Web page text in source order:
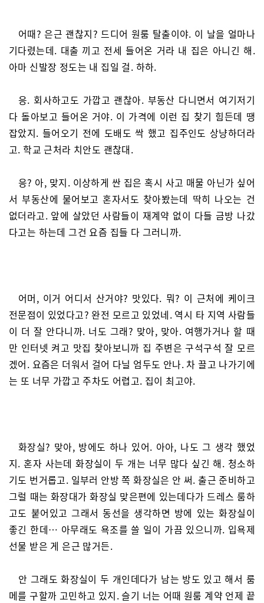
어때? 은근 괜찮지? 드디어 원룸 탈출이야. 이 날을 얼마나
기다렸는데. 대출 끼고 전세 들어온 거라 내 집은 아니긴 해.
아마 신발장 정도는 내 집일 걸. 하하.
응. 회사하고도 가깝고 괜찮아. 부동산 다니면서 여기저기
다 돌아보고 들어온 거야. 이 가격에 이런 집 찾기 힘든데 땡
잡았지. 들어오기 전에 도배도 싹 했고 집주인도 상냥하더라
고. 학교 근처라 치안도 괜찮대.
응? 아, 맞지. 이상하게 싼 집은 혹시 사고 매물 아닌가 싶어
서 부동산에 물어보고 혼자서도 찾아봤는데 딱히 나오는 건
없더라고. 앞에 살았던 사람들이 재계약 없이 다들 금방 나갔
다고는 하는데 그건 요즘 집들 다 그러니까.
어머, 이거 어디서 산거야? 맛있다. 뭐? 이 근처에 케이크
전문점이 있었다고? 완전 모르고 있었네. 역시 타 지역 사람들
이 더 잘 안다니까. 너도 그래? 맞아, 맞아. 여행가거나 할 때
만 인터넷 켜고 맛집 찾아보니까 집 주변은 구석구석 잘 모르
겠어. 요즘은 더워서 걸어 다닐 엄두도 안나. 차 끌고 나가기에
는 또 너무 가깝고 주차도 어렵고. 집이 최고야.
화장실? 맞아, 방에도 하나 있어. 아아, 나도 그 생각 했었
지. 혼자 사는데 화장실이 두 개는 너무 많다 싶긴 해. 청소하
기도 번거롭고. 일부러 안방 쪽 화장실은 안 써. 출근 준비하고
그럴 때는 화장대가 화장실 맞은편에 있는데다가 드레스 룸하
고도 붙어있고 그래서 동선을 생각하면 방에 있는 화장실이
좋긴 한데… 아무래도 욕조를 쓸 일이 가끔 있으니까. 입욕제
선물 받은 게 은근 많거든.
안 그래도 화장실이 두 개인데다가 남는 방도 있고 해서 룸
메를 구할까 고민하고 있지. 슬기 너는 어때 원룸 계약 언제 끝